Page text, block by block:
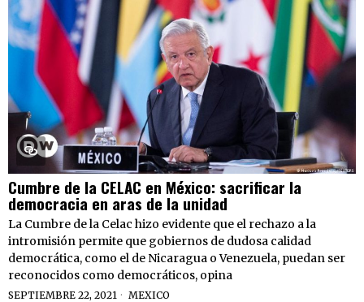
Cumbre de la CELAC en México: sacrificar la
democracia en aras de la unidad
La Cumbre de la Celac hizo evidente que el rechazo a la
intromisión permite que gobiernos de dudosa calidad
democrática, como el de Nicaragua o Venezuela, puedan ser
reconocidos como democráticos, opina
SEPTIEMBRE 22, 2021 MEXICO